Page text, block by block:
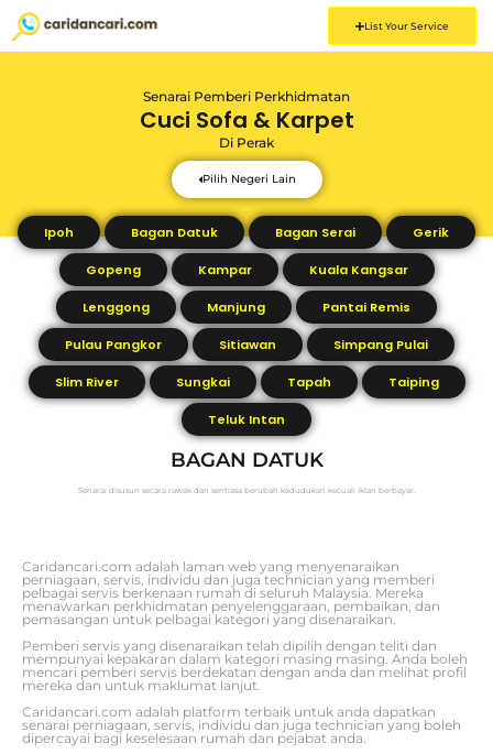
List Your Service
Senarai Pemberi Perkhidmatan
Cuci Sofa & Karpet
Di Perak
Pilih Negeri Lain
Ipoh Bagan Datuk Bagan Serai Gerik
Gopeng Kampar Kuala Kangsar
Lenggong Manjung Pantai Remis
Pulau Pangkor Sitiawan Simpang Pulai
Slim River Sungkai Tapah Taiping
Teluk Intan
BAGAN DATUK
Senarai disusun secara rawak dan sentiasa berubah kedudukan kecuali iklan berbayar.
Caridancari.com adalah laman web yang menyenaraikan
perniagaan, servis, individu dan juga technician yang memberi
pelbagai servis berkenaan rumah di seluruh Malaysia. Mereka
menawarkan perkhidmatan penyelenggaraan, pembaikan, dan
pemasangan untuk pelbagai kategori yang disenaraikan.
Pemberi servis yang disenaraikan telah dipilih dengan teliti dan
mempunyai kepakaran dalam kategori masing masing. Anda boleh
mencari pemberi servis berdekatan dengan anda dan melihat profil
mereka dan untuk maklumat lanjut.
Caridancari.com adalah platform terbaik untuk anda dapatkan
senarai perniagaan, servis, individu dan juga technician yang boleh
dipercayai bagi keselesaan rumah dan pejabat anda.